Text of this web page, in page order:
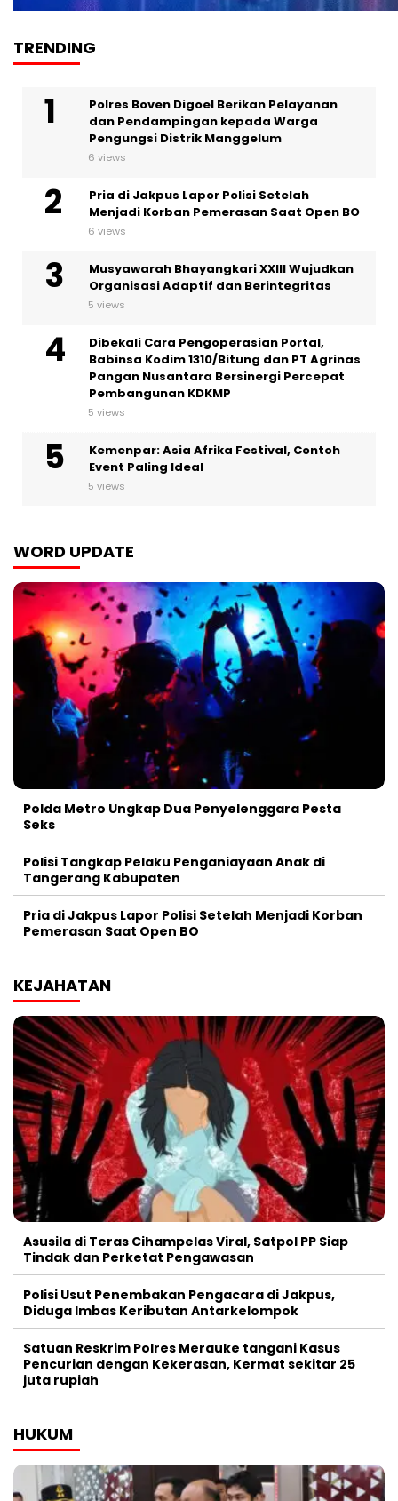
TRENDING
Polres Boven Digoel Berikan Pelayanan
dan Pendampingan kepada Warga
Pengungsi Distrik Manggelum
6 views
Pria di Jakpus Lapor Polisi Setelah
Menjadi Korban Pemerasan Saat Open BO
6 views
Musyawarah Bhayangkari XXIII Wujudkan
Organisasi Adaptif dan Berintegritas
5 views
Dibekali Cara Pengoperasian Portal,
Babinsa Kodim 1310/Bitung dan PT Agrinas
Pangan Nusantara Bersinergi Percepat
Pembangunan KDKMP
5 views
Kemenpar: Asia Afrika Festival, Contoh
Event Paling Ideal
5 views
WORD UPDATE
Polda Metro Ungkap Dua Penyelenggara Pesta
Seks
Polisi Tangkap Pelaku Penganiayaan Anak di
Tangerang Kabupaten
Pria di Jakpus Lapor Polisi Setelah Menjadi Korban
Pemerasan Saat Open BO
KEJAHATAN
Asusila di Teras Cihampelas Viral, Satpol PP Siap
Tindak dan Perketat Pengawasan
Polisi Usut Penembakan Pengacara di Jakpus,
Diduga Imbas Keributan Antarkelompok
Satuan Reskrim Polres Merauke tangani Kasus
Pencurian dengan Kekerasan, Kermat sekitar 25
juta rupiah
HUKUM